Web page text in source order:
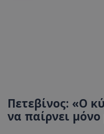
Πετεβίνος: «Ο
να παίρνει